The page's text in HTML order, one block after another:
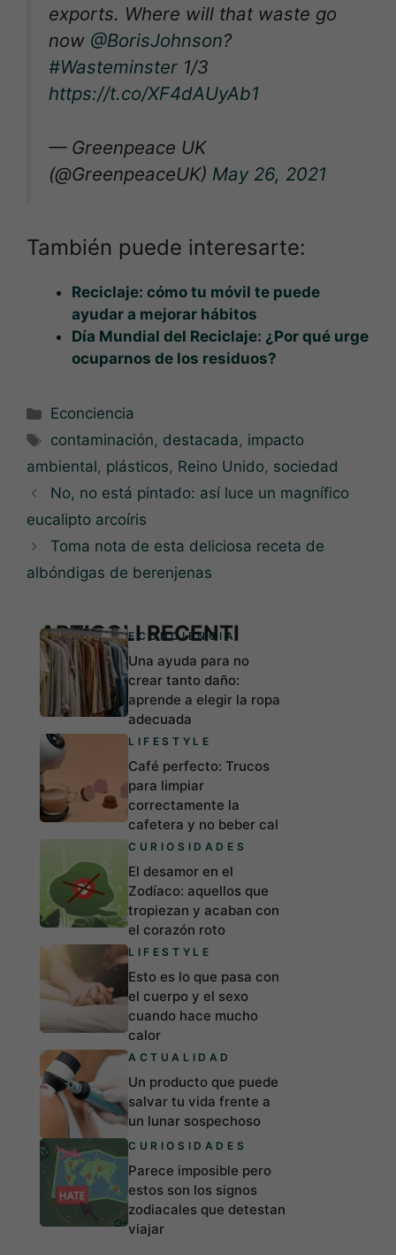
exports. Where will that waste go
now @BorisJohnson?
#Wasteminster 1/3
https://t.co/XF4dAUyAb1
— Greenpeace UK
(@GreenpeaceUK) May 26, 2021
También puede interesarte:
Reciclaje: cómo tu móvil te puede
ayudar a mejorar hábitos
Día Mundial del Reciclaje: ¿Por qué urge
ocuparnos de los residuos?
Categorías
Econciencia
Etiquetas
contaminación, destacada, impacto
ambiental, plásticos, Reino Unido, sociedad
No, no está pintado: así luce un magnífico
eucalipto arcoíris
Toma nota de esta deliciosa receta de
albóndigas de berenjenas
ARTICOLI RECENTI
ECONCIENCIA
Una ayuda para no
crear tanto daño:
aprende a elegir la ropa
adecuada
LIFESTYLE
Café perfecto: Trucos
para limpiar
correctamente la
cafetera y no beber cal
CURIOSIDADES
El desamor en el
Zodíaco: aquellos que
tropiezan y acaban con
el corazón roto
LIFESTYLE
Esto es lo que pasa con
el cuerpo y el sexo
cuando hace mucho
calor
ACTUALIDAD
Un producto que puede
salvar tu vida frente a
un lunar sospechoso
CURIOSIDADES
Parece imposible pero
estos son los signos
zodiacales que detestan
viajar